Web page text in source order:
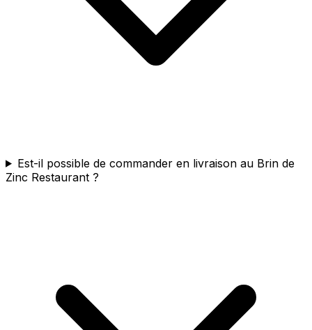
Est-il possible de commander en livraison au Brin de
Zinc Restaurant ?